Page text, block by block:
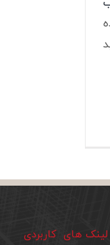
لینک های کاربردی